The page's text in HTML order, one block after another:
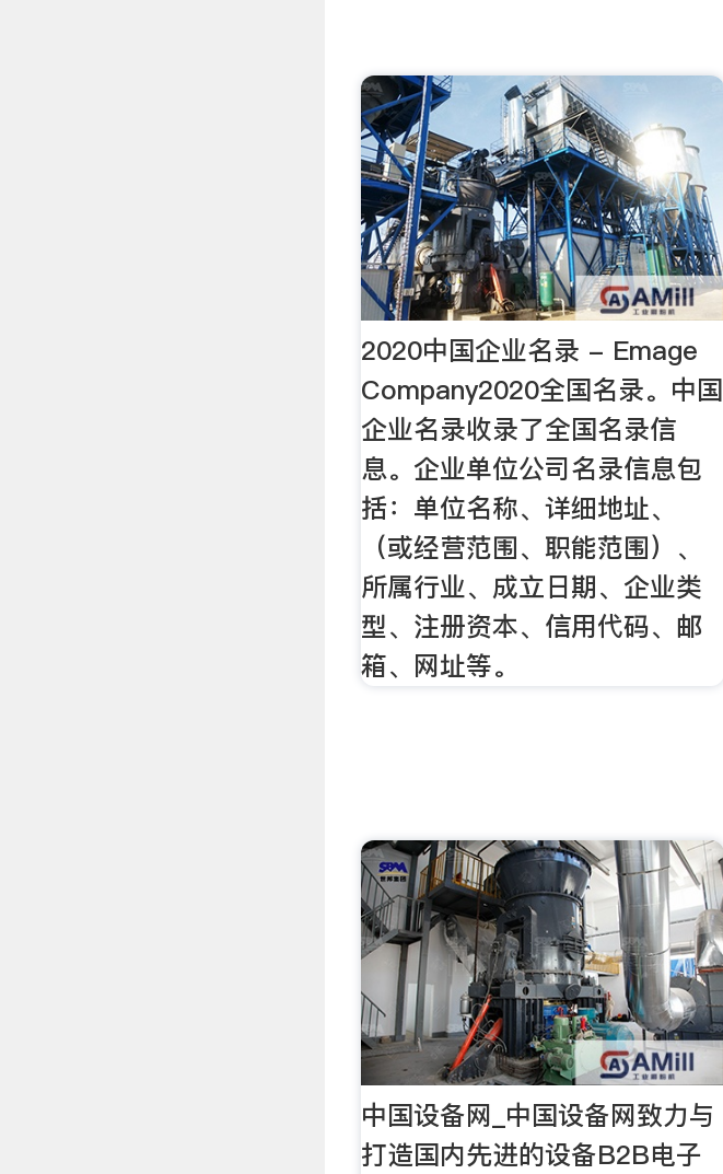
2020中国企业名录 - Emage
Company2020全国名录。中国
企业名录收录了全国名录信
息。企业单位公司名录信息包
括：单位名称、详细地址、
（或经营范围、职能范围）、
所属行业、成立日期、企业类
型、注册资本、信用代码、邮
箱、网址等。
中国设备网_中国设备网致力与
打造国内先进的设备B2B电子